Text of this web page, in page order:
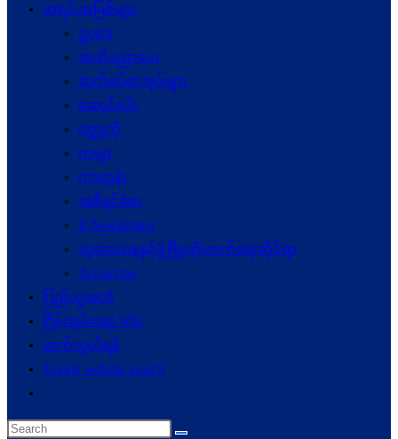
အရင်းအမြစ်များ
ဥပဒေ
အသိပညာပေး
ဆက်စပ်စာအုပ်များ
ဆောင်းပါး
ဝတ္ထုတို
ကဗျာ
ကာတွန်း
အစီရင်ခံစာ
E-Newsletters
သုတေသနနှင့်ဖွံ့ဖြိုးတိုးတက်ရေးဆိုင်ရာ
Acronyms
ပြည်သူ့အသံ
ငြိမ်းချမ်းရေး Wiki
ဆက်သွယ်ရန်
Toggle website search